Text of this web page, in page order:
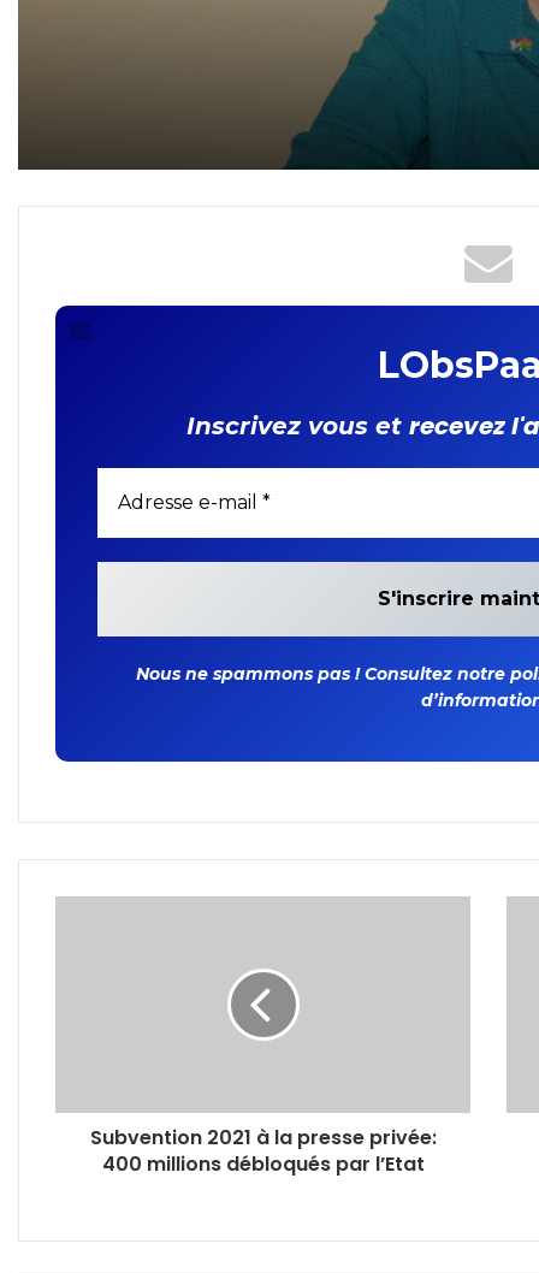
ambassadeur des USA au
Burkina: « Nous
le retour à l’ordre
constitutionnel le plus tôt
possible »
Inscrivez vous et recevez
Nous ne spammons pas ! Consultez notre
Subvention 2021 à la presse privée:
400 millions débloqués par l’Etat